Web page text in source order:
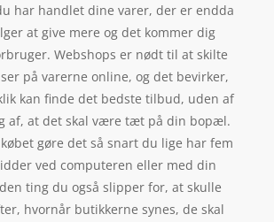
har handlet dine varer, der er endda
at give mere og det kommer dig
Webshops er nødt til at skilte
på varerne online, og det bevirker,
kan finde det bedste tilbud, uden af
af, at det skal være tæt på din bopæl.
gøre det så snart du lige har fem
ved computeren eller med din
ting du også slipper for, at skulle
hvornår butikkerne synes, de skal